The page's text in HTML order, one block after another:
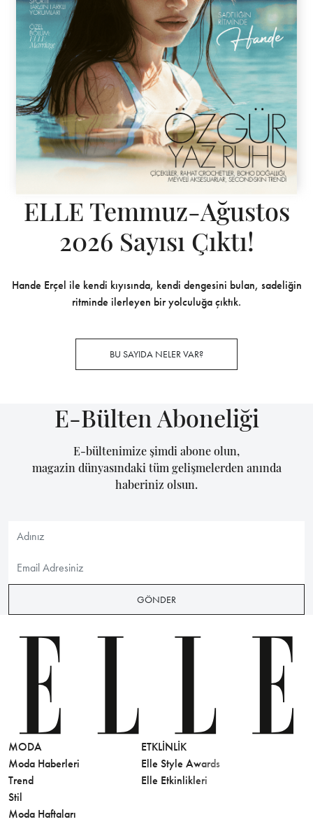
ELLE Temmuz-Ağustos
2026 Sayısı Çıktı!
Hande Erçel ile kendi kıyısında, kendi dengesini bulan, sadeliğin
ritminde ilerleyen bir yolculuğa çıktık.
BU SAYIDA NELER VAR?
E-Bülten Aboneliği
E-bültenimize şimdi abone olun,
magazin dünyasındaki tüm gelişmelerden anında
haberiniz olsun.
GÖNDER
MODA
Moda Haberleri
Trend
Stil
Moda Haftaları
ETKLINLIK
Elle Style Awards
Elle Etkinlikleri